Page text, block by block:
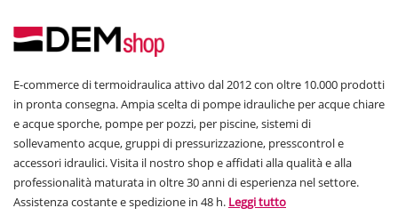
E-commerce di termoidraulica attivo dal 2012 con oltre 10.000 prodotti
in pronta consegna. Ampia scelta di pompe idrauliche per acque chiare
e acque sporche, pompe per pozzi, per piscine, sistemi di
sollevamento acque, gruppi di pressurizzazione, presscontrol e
accessori idraulici. Visita il nostro shop e affidati alla qualità e alla
professionalità maturata in oltre 30 anni di esperienza nel settore.
Assistenza costante e spedizione in 48 h. Leggi tutto